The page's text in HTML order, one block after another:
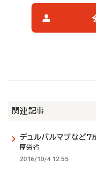
関連記事
デュルバルマブなど7
厚労省
2016/10/4 12:55